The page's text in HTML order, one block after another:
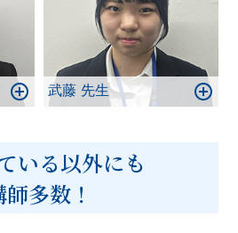
武藤 先生
いる以外にも
師多数！